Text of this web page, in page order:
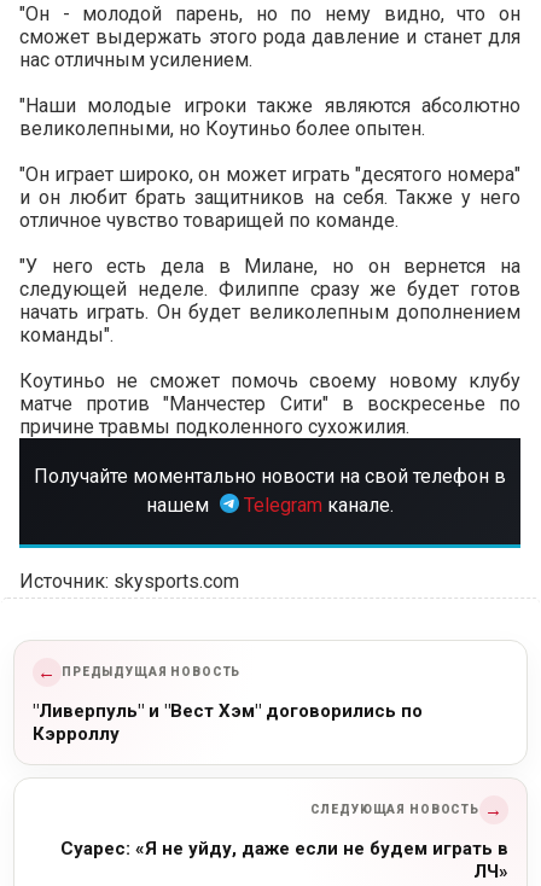
"Он - молодой парень, но по нему видно, что он
сможет выдержать этого рода давление и станет для
нас отличным усилением.
"Наши молодые игроки также являются абсолютно
великолепными, но Коутиньо более опытен.
"Он играет широко, он может играть "десятого номера"
и он любит брать защитников на себя. Также у него
отличное чувство товарищей по команде.
"У него есть дела в Милане, но он вернется на
следующей неделе. Филиппе сразу же будет готов
начать играть. Он будет великолепным дополнением
команды".
Коутиньо не сможет помочь своему новому клубу
матче против "Манчестер Сити" в воскресенье по
причине травмы подколенного сухожилия.
Получайте моментально новости на свой телефон в
нашем
Telegram канале.
Источник: skysports.com
← ПРЕДЫДУЩАЯ НОВОСТЬ
"Ливерпуль" и "Вест Хэм" договорились по
Кэрроллу
СЛЕДУЮЩАЯ НОВОСТЬ
→
Суарес: «Я не уйду, даже если не будем играть в
ЛЧ»